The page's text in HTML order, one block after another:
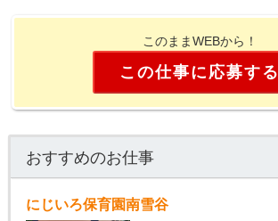
このままWEBから！
この仕事に応募する
おすすめのお仕事
にじいろ保育園南雪谷